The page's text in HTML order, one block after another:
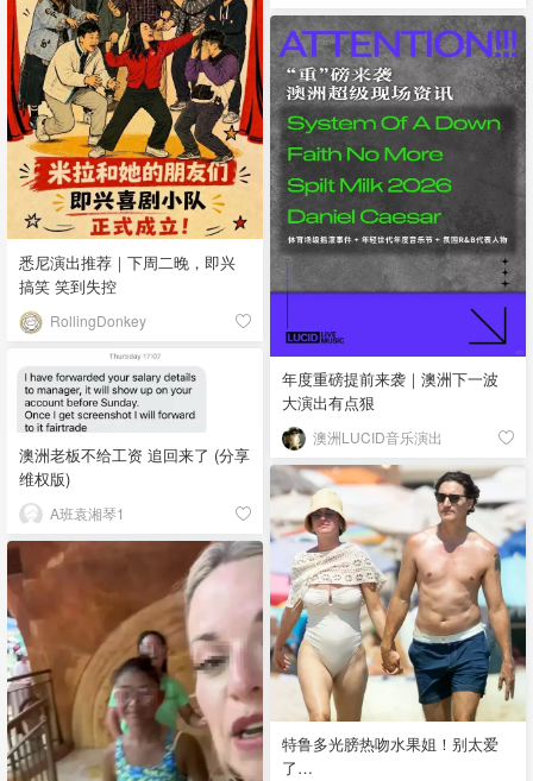
悉尼演出推荐｜下周二晚，即兴
搞笑 笑到失控
RollingDonkey
年度重磅提前来袭｜澳洲下一波
大演出有点狠
澳洲LUCID音乐演出
澳洲老板不给工资 追回来了 (分享
维权版)
A班袁湘琴1
特鲁多光膀热吻水果姐！别太爱
了…